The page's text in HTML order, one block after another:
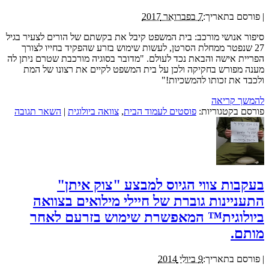
| פורסם בתאריך:7 בפברואר 2017
סיפור אנושי מורכב: בית המשפט קיבל את בקשתם של הורים לצעיר בגיל
27 שנפטר ממחלת הסרטן, לעשות שימוש בזרע שהפקיד בחייו לצורך
הפריית אישה והבאת נכד לעולם. "מדובר בסוגיה מורכבת שטרם ניתן לה
מענה מפורש בחקיקה ולכן על בית המשפט לקיים את רצונו של המת
ולכבד את זכותו להמשכיות!"
להמשך קריאה
פורסם בקטגוריות: פוסטים לעמוד הבית, צוואה ביולוגית | השאר תגובה
בעקבות צווי הגיוס למבצע "צוק איתן"
התעניינות גוברת של חיילי מילואים בצוואה
ביולוגית™ המאפשרת שימוש בזרעם לאחר
מותם.
| פורסם בתאריך:9 ביולי 2014